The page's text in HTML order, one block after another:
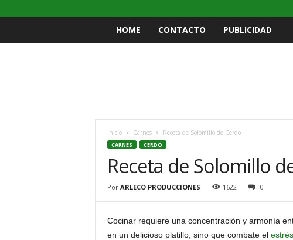
HOME CONTACTO PUBLICIDAD
Inicio Carnes Receta de Solomillo de Cerdo
CARNES CERDO
Receta de Solomillo
Por ARLECO PRODUCCIONES 1622 0
Cocinar requiere una concentración y armonía
en un delicioso platillo, sino que combate el estrés